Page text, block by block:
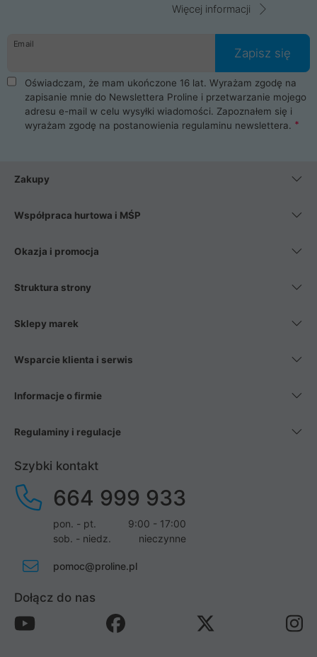
komunikacja ze sklepem komputerowym ProLine jest
danych osobowych. Dlatego zakup notebooka albo laptopa w
ProLine to czysta przyjemność i pełne bezpieczeństwo.
Zaopatrzysz się u nas w akcesoria i części komputerowe
takie jak procesory, karty graficzne, płyty główne, pamięci,
dyski SSD, M.2 oraz HDD. Nasi pracownicy pomogą Ci wybrać
najlepszy zasilacz komputerowy oraz obudowę do komputera.
Poza komputerami mamy również najlepsze na rynku
Smartfony takich producentów jak Xiaomi, Apple, Samsung i
wentylatory. Na koniec mając już to wszystko, możesz
Więcej informacji
Email
Zapisz się
Oświadczam, że mam ukończone 16 lat. Wyrażam zgodę na
zapisanie mnie do Newslettera Proline i przetwarzanie mojego
adresu e-mail w celu wysyłki wiadomości. Zapoznałem się i
wyrażam zgodę na postanowienia regulaminu newslettera.
Zakupy
Współpraca hurtowa i MŚP
Okazja i promocja
Struktura strony
Sklepy marek
Wsparcie klienta i serwis
Informacje o firmie
Regulaminy i regulacje
Szybki kontakt
664 999 933
pon. - pt.
9:00 - 17:00
sob. - niedz.
nieczynne
pomoc@proline.pl
Dołącz do nas